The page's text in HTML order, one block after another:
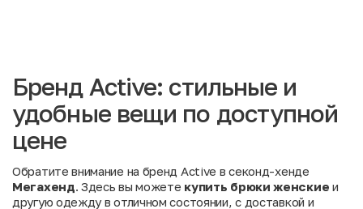
Бренд Active: стильные и
удобные вещи по доступной
цене
Обратите внимание на бренд Active в секонд-хенде
Мегахенд . Здесь вы можете купить брюки женские и
другую одежду в отличном состоянии, с доставкой и